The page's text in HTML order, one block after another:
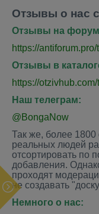
Отзывы о нас
Отзывы на
https://
Отзывы в
https://
Наш телеграм:
@BongaNow
Так же, более
реальных людей
отсортировать по
добавления.
проходят
не создавать
Немного о нас: